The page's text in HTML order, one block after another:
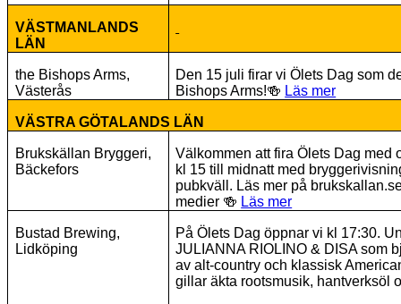
VÄSTMANLANDS
LÄN
the Bishops Arms,
Västerås
Den 15 juli firar vi Ölets Dag som
Bishops Arms!🍻 Läs mer
VÄSTRA GÖTALANDS LÄN
Brukskällan Bryggeri,
Bäckefors
Välkommen att fira Ölets Dag med
kl 15 till midnatt med
pubkväll. Läs mer på
medier 🍻 Läs mer
Bustad Brewing,
Lidköping
På Ölets Dag öppnar vi kl 17:30.
JULIANNA RIOLINO & DISA som
av alt-country och klassisk
gillar äkta rootsmusik, hantverksöl